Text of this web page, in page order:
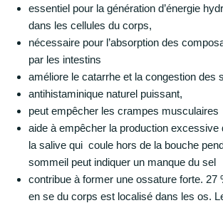
essentiel pour la génération d’énergie
dans les cellules du corps,
nécessaire pour l’absorption des
par les intestins
améliore le catarrhe et la congestion des
antihistaminique naturel puissant,
peut empêcher les crampes musculaires
aide à empêcher la production excessive
la salive qui coule hors de la bouche
sommeil peut indiquer un manque du sel
contribue à former une ossature forte. 27
en se du corps est localisé dans les os.